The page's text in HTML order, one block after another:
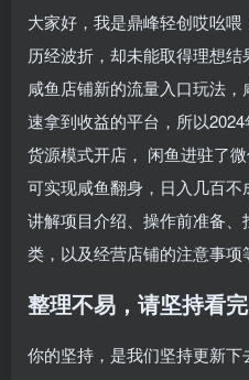
大家好，我是鼎峰轻创哎吆
历经波折，却未能取得理想
咸鱼店铺新的流量入口玩法
速拿到收益的平台，所以
货源模式开店， 闲鱼进驻了
可实现咸鱼翻身，日入几百
讲解项目介绍、操作前准备
类，以及经营店铺的注意事项
整理不易，请坚持看
你的坚持，是我们坚持更新下